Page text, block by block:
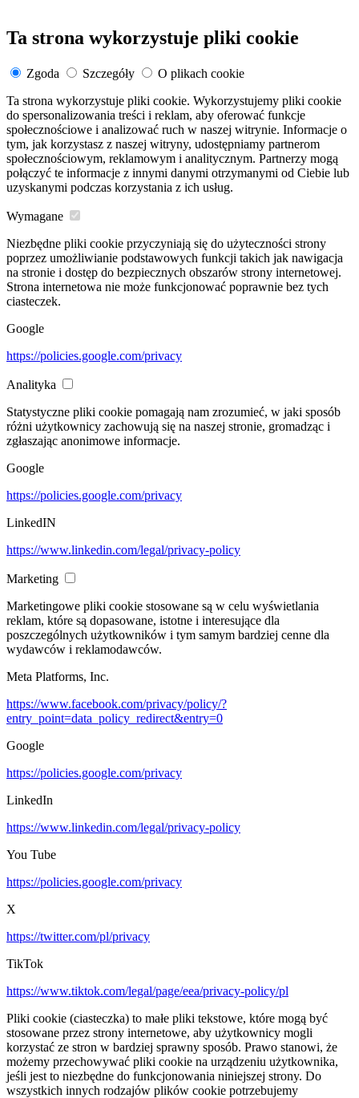
Ta strona wykorzystuje pliki cookie
Zgoda Szczegóły
O plikach cookie
Ta strona wykorzystuje pliki cookie. Wykorzystujemy pliki cookie
do spersonalizowania treści i reklam, aby oferować funkcje
społecznościowe i analizować ruch w naszej witrynie. Informacje o
tym, jak korzystasz z naszej witryny, udostępniamy partnerom
społecznościowym, reklamowym i analitycznym. Partnerzy mogą
połączyć te informacje z innymi danymi otrzymanymi od Ciebie lub
uzyskanymi podczas korzystania z ich usług.
Wymagane
Niezbędne pliki cookie przyczyniają się do użyteczności strony
poprzez umożliwianie podstawowych funkcji takich jak nawigacja
na stronie i dostęp do bezpiecznych obszarów strony internetowej.
Strona internetowa nie może funkcjonować poprawnie bez tych
ciasteczek.
Google
https://policies.google.com/privacy
Analityka
Statystyczne pliki cookie pomagają nam zrozumieć, w jaki sposób
różni użytkownicy zachowują się na naszej stronie, gromadząc i
zgłaszając anonimowe informacje.
Google
https://policies.google.com/privacy
LinkedIN
https://www.linkedin.com/legal/privacy-policy
Marketing
Marketingowe pliki cookie stosowane są w celu wyświetlania
reklam, które są dopasowane, istotne i interesujące dla
poszczególnych użytkowników i tym samym bardziej cenne dla
wydawców i reklamodawców.
Meta Platforms, Inc.
https://www.facebook.com/privacy/policy/?
entry_point=data_policy_redirect&entry=0
Google
https://policies.google.com/privacy
LinkedIn
https://www.linkedin.com/legal/privacy-policy
You Tube
https://policies.google.com/privacy
X
https://twitter.com/pl/privacy
TikTok
https://www.tiktok.com/legal/page/eea/privacy-policy/pl
Pliki cookie (ciasteczka) to małe pliki tekstowe, które mogą być
stosowane przez strony internetowe, aby użytkownicy mogli
korzystać ze stron w bardziej sprawny sposób. Prawo stanowi, że
możemy przechowywać pliki cookie na urządzeniu użytkownika,
jeśli jest to niezbędne do funkcjonowania niniejszej strony. Do
wszystkich innych rodzajów plików cookie potrzebujemy